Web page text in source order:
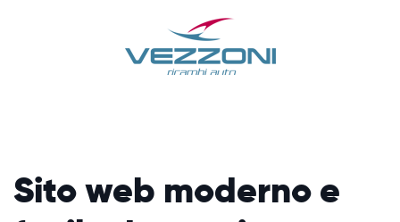
Sito web modernoe